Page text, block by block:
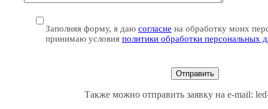
Заполняя форму, я даю согласие на обработку моих
принимаю условия политики обработки персональных
Также можно отправить заявку на e-mail: